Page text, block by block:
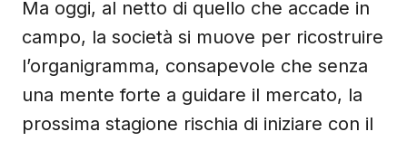
Ma oggi, al netto di quello che accade in
campo, la società si muove per ricostruire
l’organigramma, consapevole che senza
una mente forte a guidare il mercato, la
prossima stagione rischia di iniziare con il